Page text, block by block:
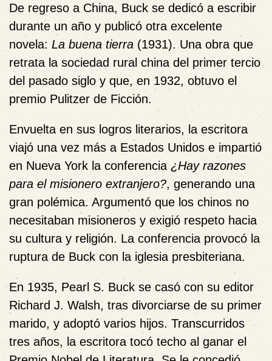
De regreso a China, Buck se dedicó a escribir
durante un año y publicó otra excelente
novela: La buena tierra (1931). Una obra que
retrata la sociedad rural china del primer tercio
del pasado siglo y que, en 1932, obtuvo el
premio Pulitzer de Ficción.
Envuelta en sus logros literarios, la escritora
viajó una vez más a Estados Unidos e impartió
en Nueva York la conferencia ¿Hay razones
para el misionero extranjero?, generando una
gran polémica. Argumentó que los chinos no
necesitaban misioneros y exigió respeto hacia
su cultura y religión. La conferencia provocó la
ruptura de Buck con la iglesia presbiteriana.
En 1935, Pearl S. Buck se casó con su editor
Richard J. Walsh, tras divorciarse de su primer
marido, y adoptó varios hijos. Transcurridos
tres años, la escritora tocó techo al ganar el